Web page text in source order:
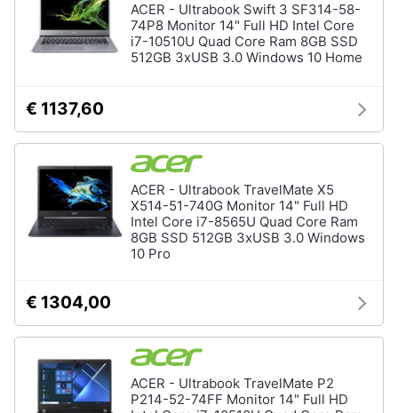
ACER - Ultrabook Swift 3 SF314-58-
74P8 Monitor 14" Full HD Intel Core
i7-10510U Quad Core Ram 8GB SSD
512GB 3xUSB 3.0 Windows 10 Home
€ 1137,60
ACER - Ultrabook TravelMate X5
X514-51-740G Monitor 14" Full HD
Intel Core i7-8565U Quad Core Ram
8GB SSD 512GB 3xUSB 3.0 Windows
10 Pro
€ 1304,00
ACER - Ultrabook TravelMate P2
P214-52-74FF Monitor 14" Full HD